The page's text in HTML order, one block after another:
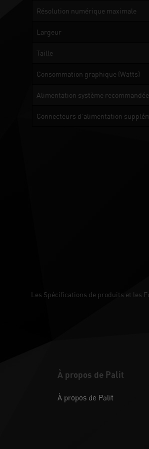
Résolution numérique maximale
Largeur
Taille
Consommation graphique (Watts)
Alimentation système recommandée
Connecteurs d’alimentation
Les Spécifications de produits et les
À propos de Palit
À propos de Palit